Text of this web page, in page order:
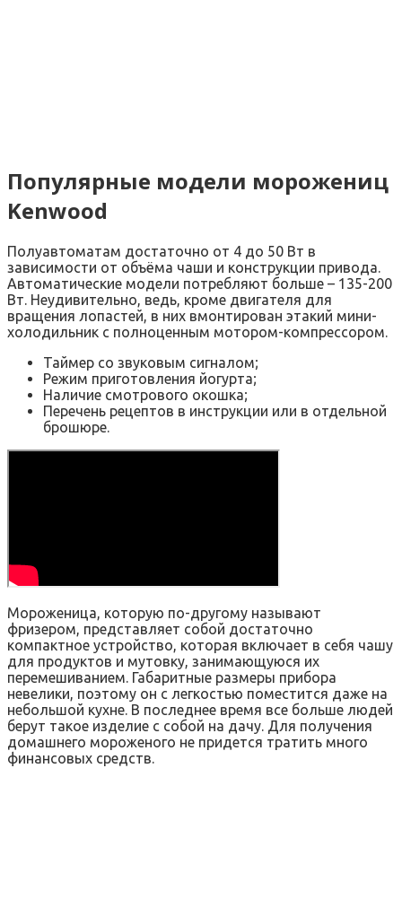
Популярные модели морожениц
Kenwood
Полуавтоматам достаточно от 4 до 50 Вт в
зависимости от объёма чаши и конструкции привода.
Автоматические модели потребляют больше – 135-200
Вт. Неудивительно, ведь, кроме двигателя для
вращения лопастей, в них вмонтирован этакий мини-
холодильник с полноценным мотором-компрессором.
Таймер со звуковым сигналом;
Режим приготовления йогурта;
Наличие смотрового окошка;
Перечень рецептов в инструкции или в отдельной
брошюре.
Мороженица, которую по-другому называют
фризером, представляет собой достаточно
компактное устройство, которая включает в себя чашу
для продуктов и мутовку, занимающуюся их
перемешиванием. Габаритные размеры прибора
невелики, поэтому он с легкостью поместится даже на
небольшой кухне. В последнее время все больше людей
берут такое изделие с собой на дачу. Для получения
домашнего мороженого не придется тратить много
финансовых средств.